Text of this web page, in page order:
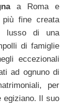
a Roma e
più fine creata
lusso di una
di famiglie
eccezionali
ad ognuno di
per
egiziano. Il suo